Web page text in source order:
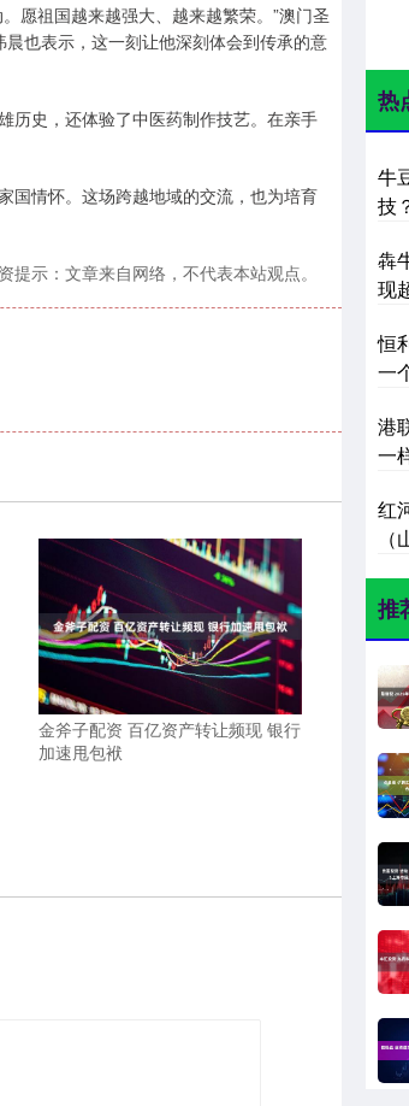
愿祖国越来越强大、越来越繁荣。”澳门圣
也表示，这一刻让他深刻体会到传承的意
历史，还体验了中医药制作技艺。在亲手
国情怀。这场跨越地域的交流，也为培育
提示：文章来自网络，不代表本站观点。
金斧子配资 百亿资产转让频现 银行
加速甩包袱
热
牛
技
犇
现
恒
一
港
一
红
推